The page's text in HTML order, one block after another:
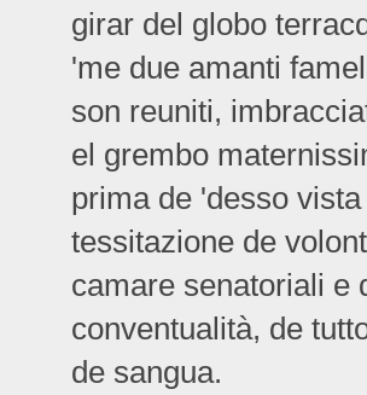
girar del globo
'me due amanti
son reuniti,
el grembo
prima de 'desso
tessitazione de
camare senatoriali e
conventualità, de
de sangua.